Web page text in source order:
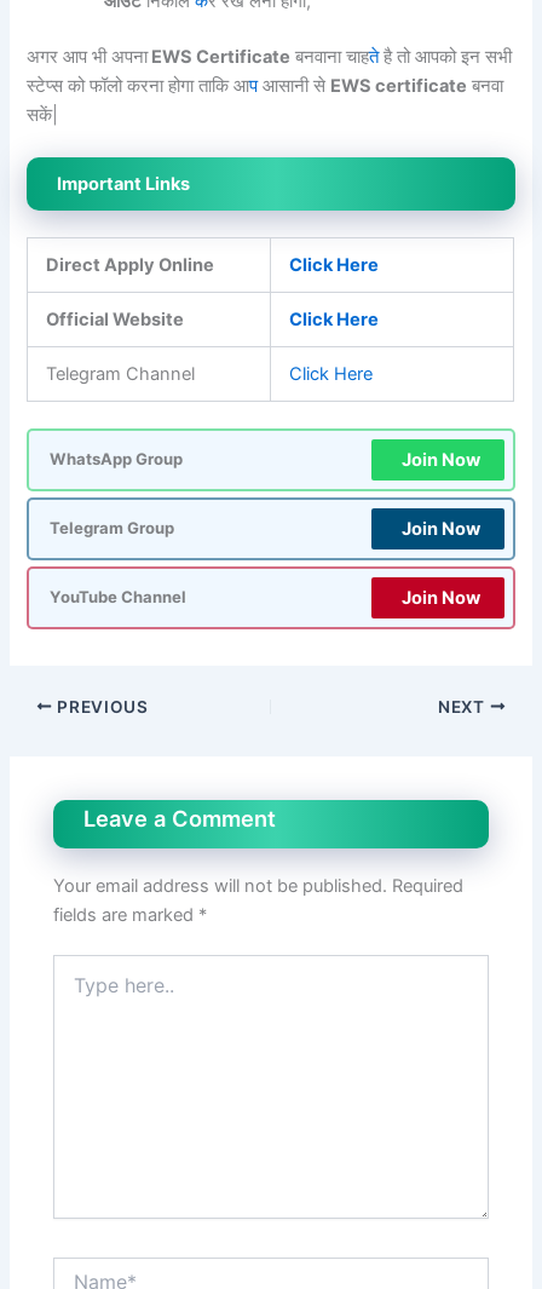
अगर आप भी अपनाEWS Certificate बनवाना चाहतेहै तो आपको इन सभी
स्टेप्स को फॉलो करना होगा ताकि आपआसानी से EWS certificate बनवा
सकें|
Important Links
Direct Apply Online Click Here
Official Website Click Here
Telegram Channel Click Here
WhatsApp Group Join Now
Telegram Group Join Now
YouTube Channel Join Now
PREVIOUS NEXT
Leave a Comment
Your email address will not be published. Required
fields are marked *
here..